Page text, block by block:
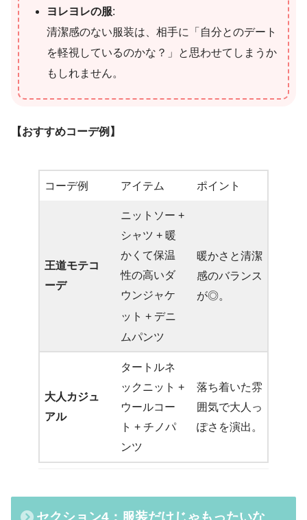
ヨレヨレの服:
清潔感のない服装は、相手に「自分とのデート
を軽視しているのかな？」と思わせてしまうか
もしれません。
【おすすめコーデ例】
コーデ例 アイテム ポイント
王道モテコ
ーデ
ニットソー +
シャツ + 暖
かくて保温
性の高いダ
ウンジャケ
ット + デニ
ムパンツ
暖かさと清潔
感のバランス
が◎。
大人カジュ
アル
タートルネ
ックニット +
ウールコー
ト + チノパ
ンツ
落ち着いた雰
囲気で大人っ
ぽさを演出。
セクション4：服装だけじゃもったいな